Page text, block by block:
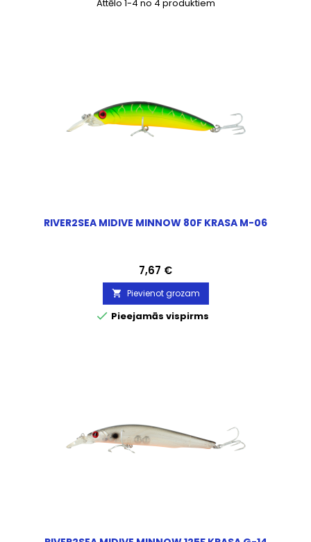
Attēlo 1-4 no 4 produktiem
RIVER2SEA MIDIVE MINNOW 80F KRASA M-06
Cena
7,67 €
 Pievienot grozam
 Pieejamās vispirms